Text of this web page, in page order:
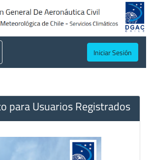
Iniciar Sesión
para Usuarios Registrados